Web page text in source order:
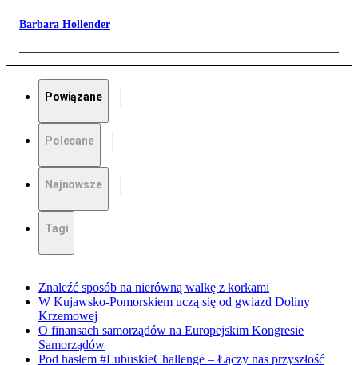
Barbara Hollender
Powiązane
Polecane
Najnowsze
Tagi
Znaleźć sposób na nierówną walkę z korkami
W Kujawsko-Pomorskiem uczą się od gwiazd Doliny
Krzemowej
O finansach samorządów na Europejskim Kongresie
Samorządów
Pod hasłem #LubuskieChallenge – Łączy nas przyszłość